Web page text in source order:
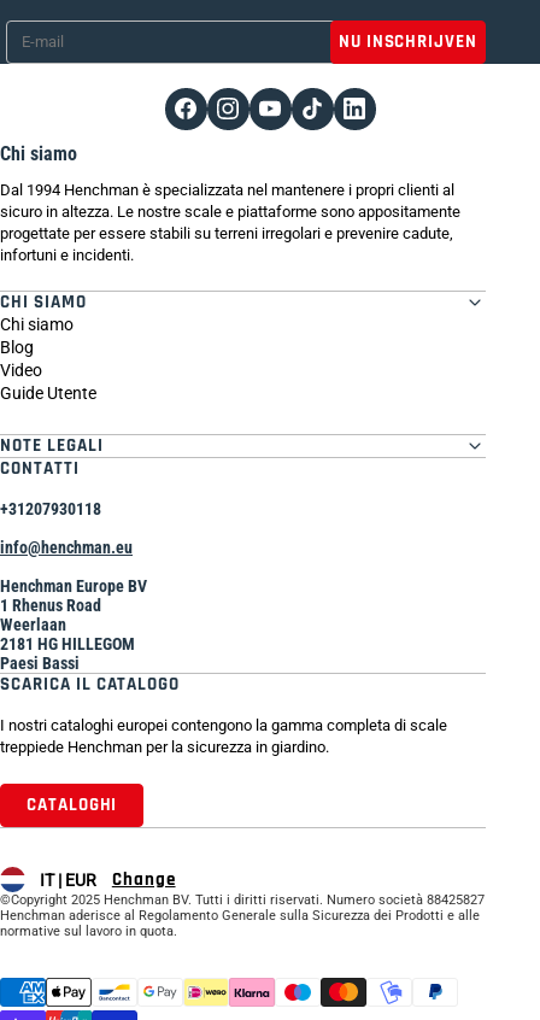
Chi siamo
Dal 1994 Henchman è specializzata nel mantenere i propri clienti al
sicuro in altezza. Le nostre scale e piattaforme sono appositamente
progettate per essere stabili su terreni irregolari e prevenire cadute,
infortuni e incidenti.
CHI SIAMO
Chi siamo
Blog
Video
Guide Utente
NOTE LEGALI
CONTATTI
+31207930118
info@henchman.eu
Henchman Europe BV
1 Rhenus Road
Weerlaan
2181 HG HILLEGOM
Paesi Bassi
SCARICA IL CATALOGO
I nostri cataloghi europei contengono la gamma completa di scale
treppiede Henchman per la sicurezza in giardino.
CATALOGHI
IT | EUR Change
©Copyright 2025 Henchman BV. Tutti i diritti riservati. Numero società 88425827
Henchman aderisce al Regolamento Generale sulla Sicurezza dei Prodotti e alle
normative sul lavoro in quota.
Supported payment methods